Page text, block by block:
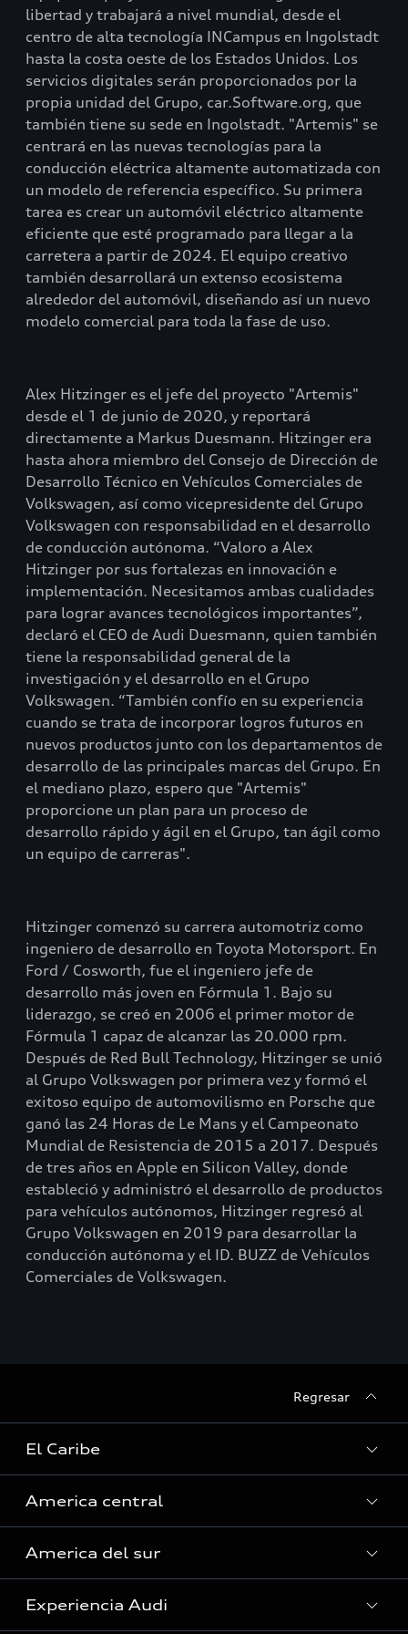
libertad y trabajará a nivel mundial, desde el
centro de alta tecnología INCampus en Ingolstadt
hasta la costa oeste de los Estados Unidos. Los
servicios digitales serán proporcionados por la
propia unidad del Grupo, car.Software.org, que
también tiene su sede en Ingolstadt. "Artemis" se
centrará en las nuevas tecnologías para la
conducción eléctrica altamente automatizada con
un modelo de referencia específico. Su primera
tarea es crear un automóvil eléctrico altamente
eficiente que esté programado para llegar a la
carretera a partir de 2024. El equipo creativo
también desarrollará un extenso ecosistema
alrededor del automóvil, diseñando así un nuevo
modelo comercial para toda la fase de uso.
Alex Hitzinger es el jefe del proyecto "Artemis"
desde el 1 de junio de 2020, y reportará
directamente a Markus Duesmann. Hitzinger era
hasta ahora miembro del Consejo de Dirección de
Desarrollo Técnico en Vehículos Comerciales de
Volkswagen, así como vicepresidente del Grupo
Volkswagen con responsabilidad en el desarrollo
de conducción autónoma. “Valoro a Alex
Hitzinger por sus fortalezas en innovación e
implementación. Necesitamos ambas cualidades
para lograr avances tecnológicos importantes”,
declaró el CEO de Audi Duesmann, quien también
tiene la responsabilidad general de la
investigación y el desarrollo en el Grupo
Volkswagen. “También confío en su experiencia
cuando se trata de incorporar logros futuros en
nuevos productos junto con los departamentos de
desarrollo de las principales marcas del Grupo. En
el mediano plazo, espero que "Artemis"
proporcione un plan para un proceso de
desarrollo rápido y ágil en el Grupo, tan ágil como
un equipo de carreras".
Hitzinger comenzó su carrera automotriz como
ingeniero de desarrollo en Toyota Motorsport. En
Ford / Cosworth, fue el ingeniero jefe de
desarrollo más joven en Fórmula 1. Bajo su
liderazgo, se creó en 2006 el primer motor de
Fórmula 1 capaz de alcanzar las 20.000 rpm.
Después de Red Bull Technology, Hitzinger se unió
al Grupo Volkswagen por primera vez y formó el
exitoso equipo de automovilismo en Porsche que
ganó las 24 Horas de Le Mans y el Campeonato
Mundial de Resistencia de 2015 a 2017. Después
de tres años en Apple en Silicon Valley, donde
estableció y administró el desarrollo de productos
para vehículos autónomos, Hitzinger regresó al
Grupo Volkswagen en 2019 para desarrollar la
conducción autónoma y el ID. BUZZ de Vehículos
Comerciales de Volkswagen.
Regresar
El Caribe
Curazao
Guadalupe
America central
Costa Rica
El Salvador
America del sur
Experiencia Audi